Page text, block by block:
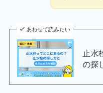
あわせて読みたい
止水
の探